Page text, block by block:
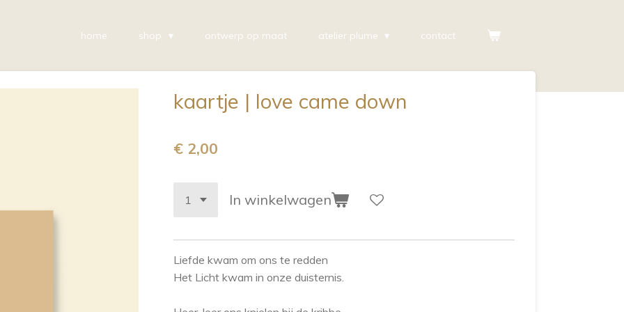
home shop ontwerp op maat atelier plume contact
kaartje | love came down
€ 2,00
In winkelwagen
Liefde kwam om ons te redden
Het Licht kwam in onze duisternis.